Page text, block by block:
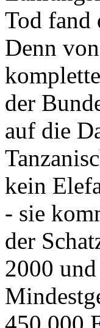
Tod fand
Denn
der
auf die
kein
- sie
der
2000